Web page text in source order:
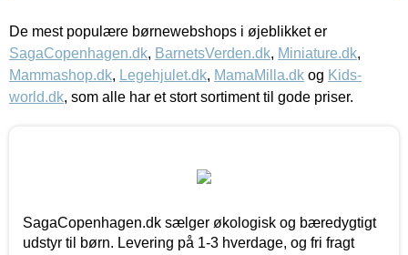
De mest populære børnewebshops i øjeblikket er
SagaCopenhagen.dk, BarnetsVerden.dk, Miniature.dk,
Mammashop.dk, Legehjulet.dk, MamaMilla.dk og Kids-
world.dk, som alle har et stort sortiment til gode priser.
SagaCopenhagen.dk sælger økologisk og bæredygtigt
udstyr til børn. Levering på 1-3 hverdage, og fri fragt